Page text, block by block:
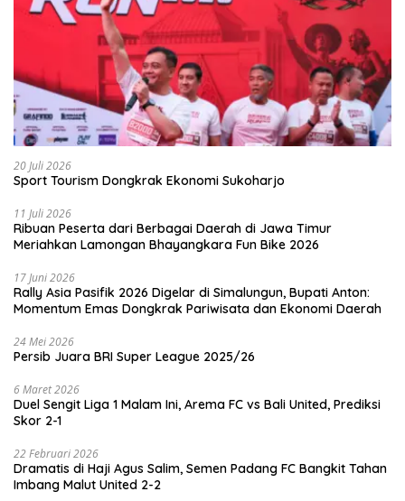
20 Juli 2026
Sport Tourism Dongkrak Ekonomi Sukoharjo
11 Juli 2026
Ribuan Peserta dari Berbagai Daerah di Jawa Timur
Meriahkan Lamongan Bhayangkara Fun Bike 2026
17 Juni 2026
Rally Asia Pasifik 2026 Digelar di Simalungun, Bupati Anton:
Momentum Emas Dongkrak Pariwisata dan Ekonomi Daerah
24 Mei 2026
Persib Juara BRI Super League 2025/26
6 Maret 2026
Duel Sengit Liga 1 Malam Ini, Arema FC vs Bali United, Prediksi
Skor 2-1
22 Februari 2026
Dramatis di Haji Agus Salim, Semen Padang FC Bangkit Tahan
Imbang Malut United 2-2